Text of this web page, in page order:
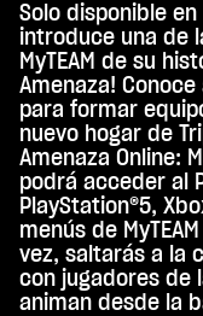
Solo disponible en
introduce una de
MyTEAM de su
Amenaza!
para formar
nuevo hogar de
Amenaza Online:
podrá acceder al
PlayStation®5,
menús de
vez, saltarás a la
con jugadores de
animan desde la